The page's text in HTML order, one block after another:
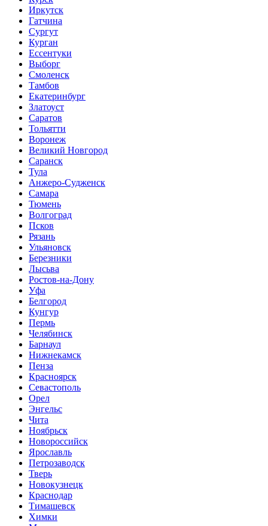
Иркутск
Гатчина
Сургут
Курган
Ессентуки
Выборг
Смоленск
Тамбов
Екатеринбург
Златоуст
Саратов
Тольятти
Воронеж
Великий Новгород
Саранск
Тула
Анжеро-Судженск
Самара
Тюмень
Волгоград
Псков
Рязань
Ульяновск
Березники
Лысьва
Ростов-на-Дону
Уфа
Белгород
Кунгур
Пермь
Челябинск
Барнаул
Нижнекамск
Пенза
Красноярск
Севастополь
Орел
Энгельс
Чита
Ноябрьск
Новороссийск
Ярославль
Петрозаводск
Тверь
Новокузнецк
Краснодар
Тимашевск
Химки